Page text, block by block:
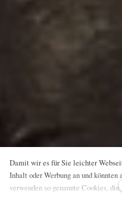
Damit wir es für Sie leichter
Inhalt oder Werbung an und
verwenden so genannte Cookies,